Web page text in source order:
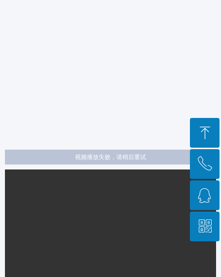
视频播放失败，请稍后重试
ꁸ
回到顶部
ꂅ
021-58228351
ꁗ
QQ客服
ꀥ